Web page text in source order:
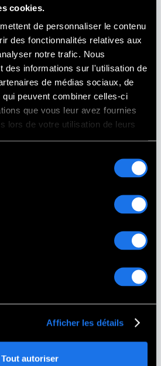
cookies.
de personnaliser le contenu
des fonctionnalités relatives aux
notre trafic. Nous
des informations sur l'utilisation de
de médias sociaux, de
peuvent combiner celles-ci
que vous leur avez fournies
lors de votre utilisation de leurs
Afficher les détails
Tout autoriser
Springs, Florida
à l'installation, a été
ont été répondues.
Ouellette
Star Soeur
New Hampshire